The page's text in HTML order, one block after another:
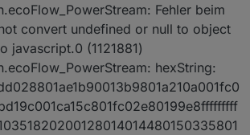
Fehler beim
convert undefined or null to object
javascript.0 (1121881)
hexString: